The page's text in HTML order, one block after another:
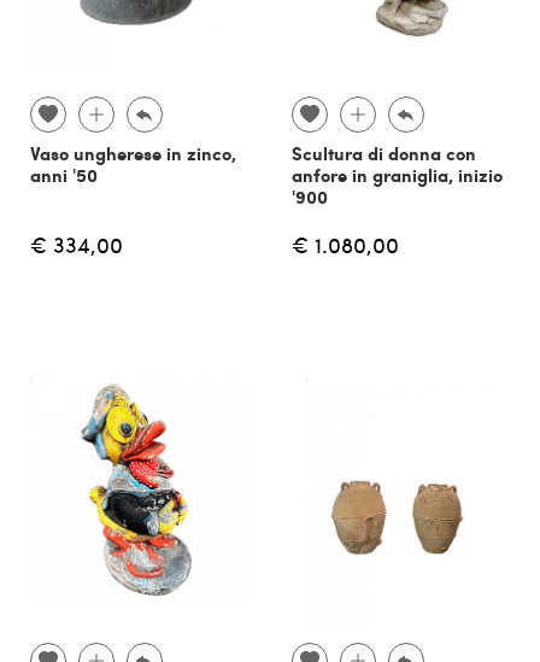
Vaso ungherese in zinco,
anni '50
€ 334,00
Scultura di donna con
anfore in graniglia, inizio
'900
€ 1.080,00